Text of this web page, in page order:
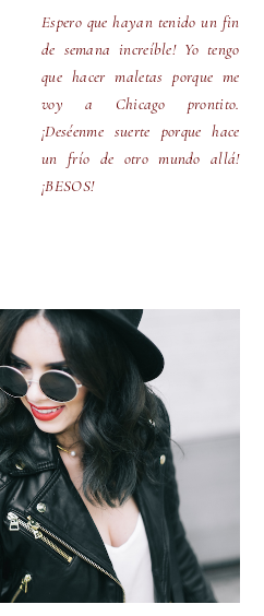
Espero que hayan tenido un fin
de semana increíble! Yo tengo
que hacer maletas porque me
voy a Chicago prontito.
¡Deséenme suerte porque hace
un frío de otro mundo allá!
¡BESOS!